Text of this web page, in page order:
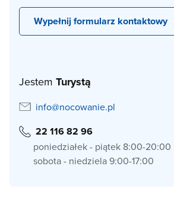
Wypełnij formularz kontaktowy
Jestem Turystą
info@nocowanie.pl
22 116 82 96
poniedziałek - piątek 8:00-20:00
sobota - niedziela 9:00-17:00